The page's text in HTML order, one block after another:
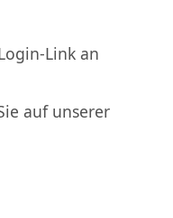
Link an
auf unserer